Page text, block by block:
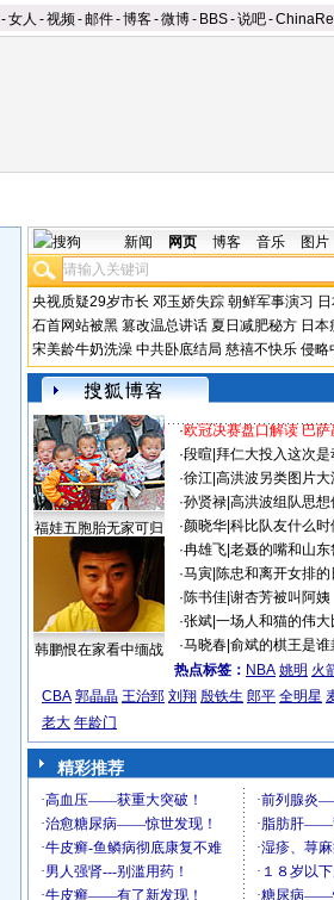
-女人 -视频-邮件-博客-微博- BBS-说吧-
新闻 网页 博客 音乐 图片
央视质疑29岁市长 邓玉娇失踪 朝鲜军事演习
石首网站被黑 篡改温总讲话 夏日减肥秘方 日本
宋美龄牛奶洗澡 中共卧底结局 慈禧不快乐 侵略
福娃五胞胎无家可归
韩鹏恨在家看中缅战
·欧冠决赛盘口解读 巴
·段暄 拜仁大投入这次是
·徐江| 高洪波另类图片大
·孙贤禄| 高洪波组队思想
·颜晓华| 科比队友什么
·冉雄飞| 老聂的嘴和山东
·马寅| 陈忠和离开女排的
·陈书佳| 谢杏芳被叫阿姨
·张斌| 一场人和猫的伟大
·马晓春| 俞斌的棋王是谁
热点标签： NBA 姚明 火
CBA 郭晶晶 王治郅 刘翔 殷铁生 郎平 全明星
老大 年龄门
精彩推荐